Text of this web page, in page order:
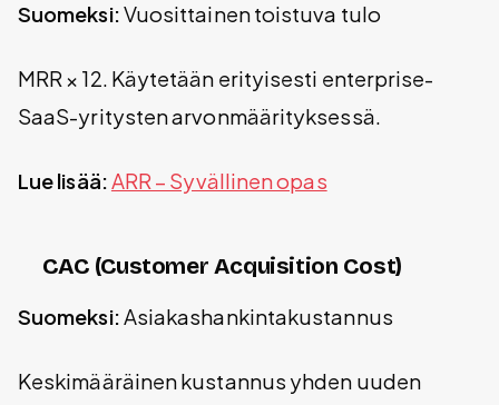
Suomeksi:Vuosittainen toistuva tulo
MRR × 12. Käytetään erityisesti enterprise-
SaaS-yritysten arvonmäärityksessä.
Lue lisää:ARR – Syvällinen opas
CAC (Customer Acquisition Cost)
Suomeksi:Asiakashankintakustannus
Keskimääräinen kustannus yhden uuden